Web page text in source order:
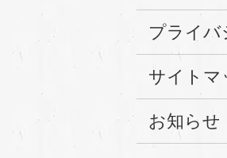
プライバ
サイトマ
お知らせ